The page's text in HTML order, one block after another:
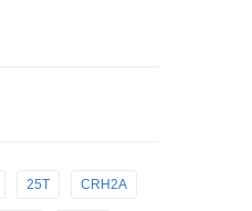
25T CRH2A